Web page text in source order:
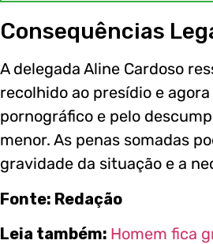
Consequências
A delegada Aline Cardoso
recolhido ao presídio e
pornográfico e pelo
menor. As penas somadas
gravidade da situação e a
Fonte: Redação
Leia também: Homem fica